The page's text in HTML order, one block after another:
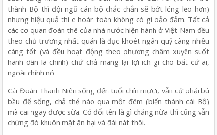
thành Bộ thì đội ngũ cán bộ chắc chắn sẽ bớt lỏng lẻo hơn)
nhưng hiệu quả thì e hoàn toàn không có gì bảo đảm. Tất cả
các cơ quan đoàn thể của nhà nước hiện hành ở Việt Nam đều
theo chủ trương nhất quán là đục khoét ngân quỹ càng nhiều
càng tốt (và đều hoạt động theo phương châm xuyên suốt
hành dân là chính) chứ chả mang lại lợi ích gì cho bất cứ ai,
ngoài chính nó.
Cái Đoàn Thanh Niên sống đến tuổi chín mươi, vẫn cứ phải bú
bầu để sống, chả thể nào qua một đêm (biến thành cái Bộ)
mà cai ngay được sữa. Có đổi tên là gì chăng nữa thì cũng vẫn
chừng đó khuôn mặt ăn hại và đái nát thôi.